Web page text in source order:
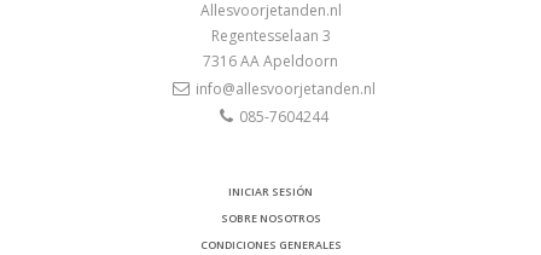
Allesvoorjetanden.nl
Regentesselaan 3
7316 AAApeldoorn
info@allesvoorjetanden.nl
085-7604244
INICIAR SESIÓN
SOBRE NOSOTROS
CONDICIONES GENERALES